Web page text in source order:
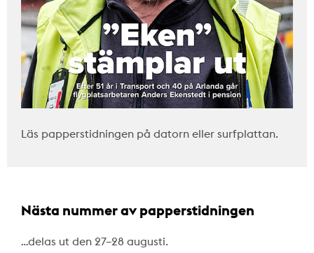
Läs papperstidningen på datorn eller surfplattan.
Nästa nummer av papperstidningen
…delas ut den 27–28 augusti.